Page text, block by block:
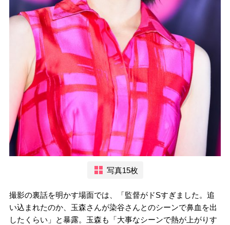
写真15枚
撮影の裏話を明かす場面では、「監督がドSすぎました。追
い込まれたのか、玉森さんが染谷さんとのシーンで鼻血を出
したくらい」と暴露。玉森も「大事なシーンで熱が上がりす